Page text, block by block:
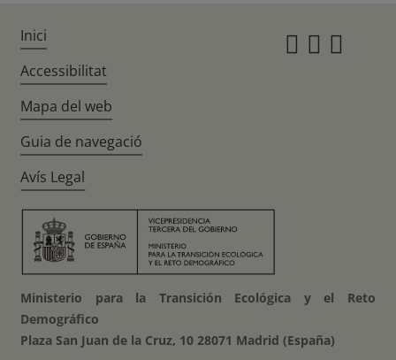
Inici
Accessibilitat
Mapa del web
Guia de navegació
Avís Legal
Ministerio para la Transición Ecológica y el Reto
Demográfico
Plaza San Juan de la Cruz, 10 28071 Madrid (España)